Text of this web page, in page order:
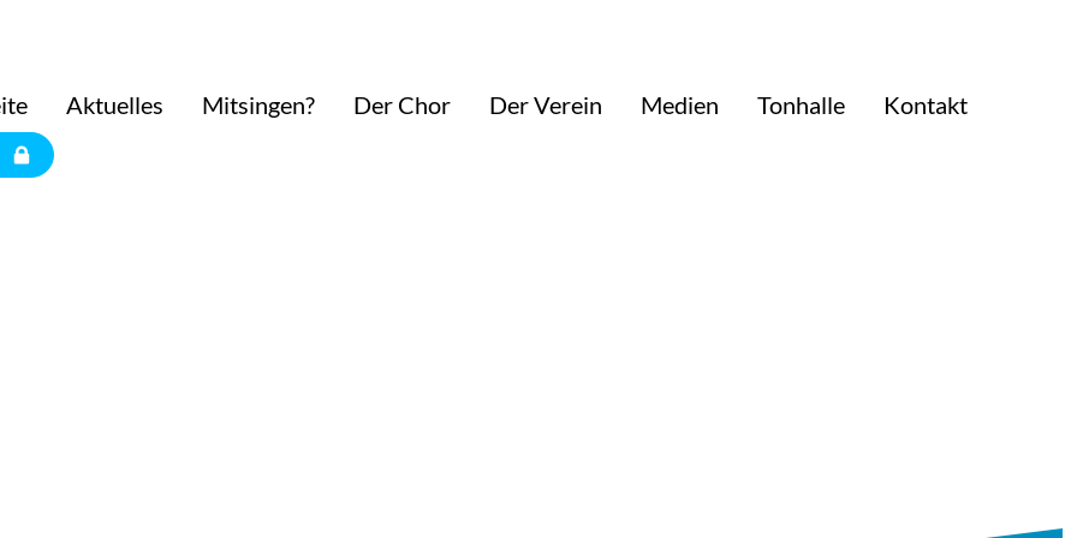
Aktuelles Mitsingen? Der Chor Der Verein Medien Tonhalle Kontakt